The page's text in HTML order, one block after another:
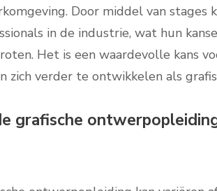
Door middel van stages
in de industrie, wat hun
Het is een waardevolle kans
zich verder te ontwikkelen als
grafische